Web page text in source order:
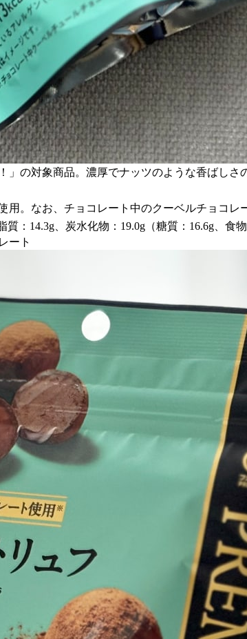
の対象商品。濃厚でナッツのような香ばし
。なお、チョコレート中のクーベルチョコレ
：14.3g、炭水化物：19.0g（糖質：16.6g、食
ート